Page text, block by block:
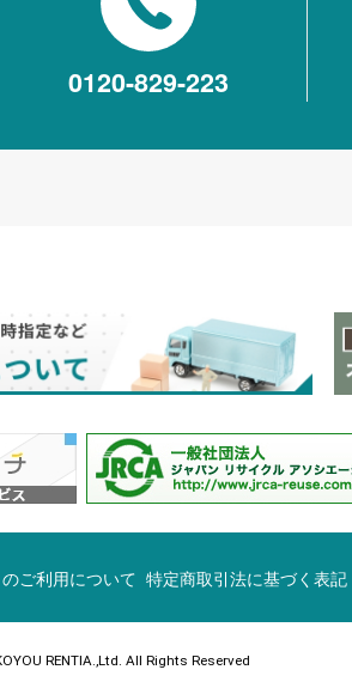
0120-829-223
ご利用について 特定商取引法に基づく表記
RENTIA.,Ltd. All Rights Reserved